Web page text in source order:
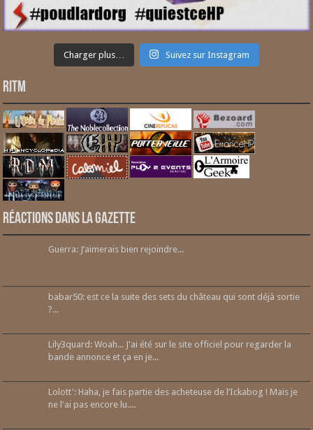
Charger plus… Suivez sur Instagram
RITM
Réactions dans la gazette
Guerra: J’aimerais bien rejoindre...
babar50: est ce la suite des sets du château qui sont déjà sortie
?...
Lily3quard: Woah... J'ai été sur le site officiel pour regarder la
bande annonce et ça en je...
Lolott': Haha, je fais partie des acheteuse de l’Ickabog ! Mais je
ne l'ai pas encore lu....